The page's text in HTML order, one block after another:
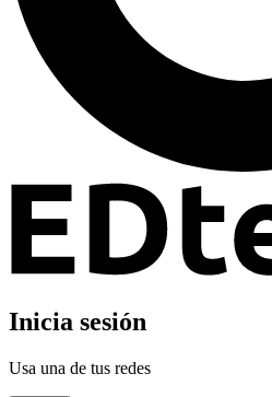
Inicia sesión
Usa una de tus redes